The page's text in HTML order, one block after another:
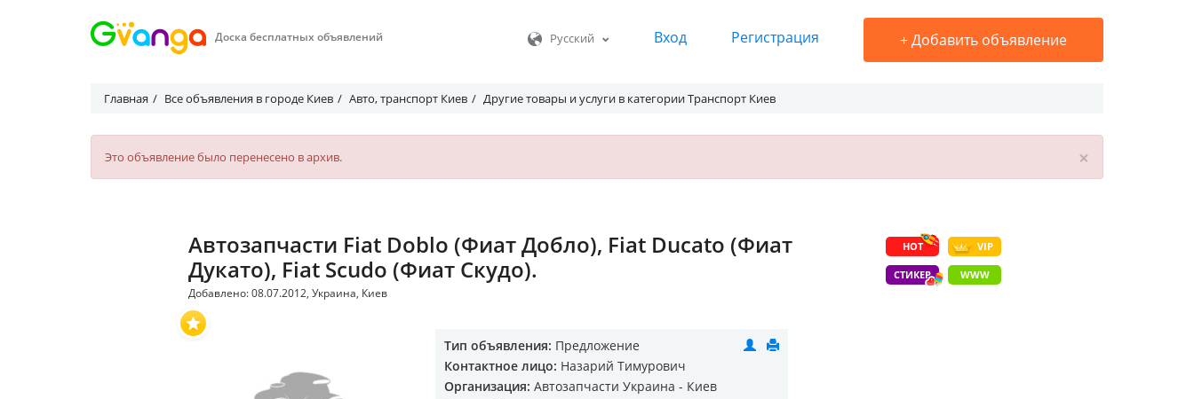
Доска бесплатных объявлений Русский Вход Регистрация +Добавить объявление
Главная Все объявления в городе Киев Авто, транспорт Киев Другие товары и услуги в категории Транспорт Киев
×
Это объявление было перенесено в архив.
HOT VIP
СТИКЕР WWW
Автозапчасти Fiat Doblo (Фиат Добло), Fiat Ducato (Фиат
Дукато), Fiat Scudo (Фиат Скудо).
Добавлено: 08.07.2012, Украина, Киев
Тип объявления: Предложение
Контактное лицо: Назарий Тимурович
Организация: Автозапчасти Украина - Киев